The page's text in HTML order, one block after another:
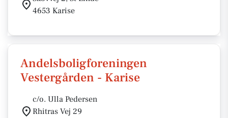
4653 Karise
Andelsboligforeningen
Vestergården - Karise
c/o. Ulla Pedersen
Rhitras Vej 29